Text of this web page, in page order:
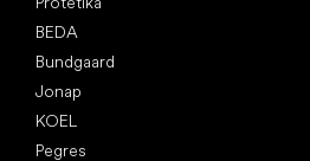
BEDA
Bundgaard
Jonap
KOEL
Pegres